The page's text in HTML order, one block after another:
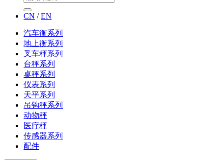
CN /EN
汽车衡系列
地上衡系列
叉车秤系列
台秤系列
桌秤系列
仪表系列
天平系列
吊钩秤系列
动物秤
医疗秤
传感器系列
配件